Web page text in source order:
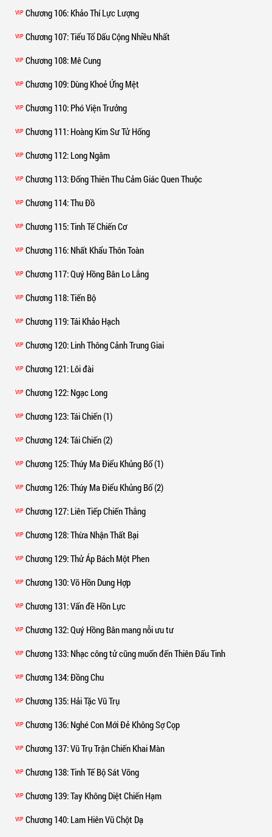
VIP Chương 106: Khảo Thí Lực Lượng
VIP Chương 107: Tiểu Tổ Dấu Cộng Nhiều Nhất
VIP Chương 108: Mê Cung
VIP Chương 109: Dùng Khoẻ Ứng Mệt
VIP Chương 110: Phó Viện Trưởng
VIP Chương 111: Hoàng Kim Sư Tử Hống
VIP Chương 112: Long Ngâm
VIP Chương 113: Đống Thiên Thu Cảm Giác Quen Thuộc
VIP Chương 114: Thu Đồ
VIP Chương 115: Tinh Tế Chiến Cơ
VIP Chương 116: Nhất Khẩu Thôn Toàn
VIP Chương 117: Quý Hồng Bân Lo Lắng
VIP Chương 118: Tiến Bộ
VIP Chương 119: Tái Khảo Hạch
VIP Chương 120: Linh Thông Cảnh Trung Giai
VIP Chương 121: Lôi đài
VIP Chương 122: Ngạc Long
VIP Chương 123: Tái Chiến (1)
VIP Chương 124: Tái Chiến (2)
VIP Chương 125: Thúy Ma Điểu Khủng Bố (1)
VIP Chương 126: Thúy Ma Điểu Khủng Bố (2)
VIP Chương 127: Liên Tiếp Chiến Thắng
VIP Chương 128: Thừa Nhận Thất Bại
VIP Chương 129: Thử Áp Bách Một Phen
VIP Chương 130: Võ Hồn Dung Hợp
VIP Chương 131: Vấn đề Hồn Lực
VIP Chương 132: Quý Hồng Bân mang nỗi ưu tư
VIP Chương 133: Nhạc công tử cũng muốn đến Thiên Đấu Tinh
VIP Chương 134: Đồng Chu
VIP Chương 135: Hải Tặc Vũ Trụ
VIP Chương 136: Nghé Con Mới Đẻ Không Sợ Cọp
VIP Chương 137: Vũ Trụ Trận Chiến Khai Màn
VIP Chương 138: Tinh Tế Bộ Sát Võng
VIP Chương 139: Tay Không Diệt Chiến Hạm
VIP Chương 140: Lam Hiên Vũ Chột Dạ